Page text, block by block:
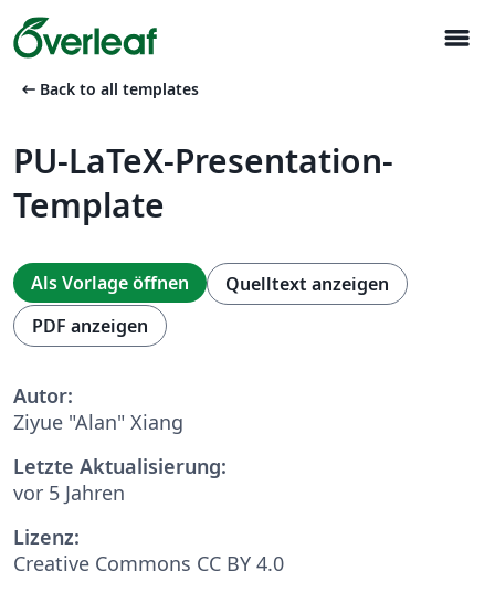
menu
arrow_left_alt Back to all templates
PU-LaTeX-Presentation-
Template
Als Vorlage öffnen
Quelltext anzeigen
PDF anzeigen
Autor:
Ziyue "Alan" Xiang
Letzte Aktualisierung:
vor 5 Jahren
Lizenz:
Creative Commons CC BY 4.0